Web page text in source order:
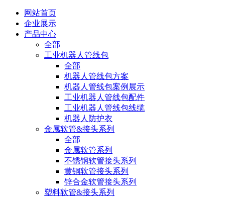
网站首页
企业展示
产品中心
全部
工业机器人管线包
全部
机器人管线包方案
机器人管线包案例展示
工业机器人管线包配件
工业机器人管线包线缆
机器人防护衣
金属软管&接头系列
全部
金属软管系列
不锈钢软管接头系列
黄铜软管接头系列
锌合金软管接头系列
塑料软管&接头系列